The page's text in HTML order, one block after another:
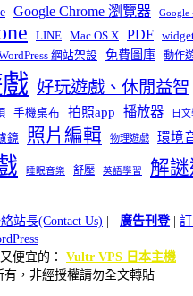
Google Chrome 瀏覽器 Google
LINE Mac OS X PDF
網站架設 免費圖庫 動作
好玩遊戲、休閒益智
手機桌布 拍照app 播放器 日
鏡 照片編輯 物理遊戲 環境
睡眠音樂 舒壓 英語學習 解
站長(Contact Us) 廣告刊登|
便宜的： Vultr VPS 日本主機
有，非經授權請勿全文轉貼